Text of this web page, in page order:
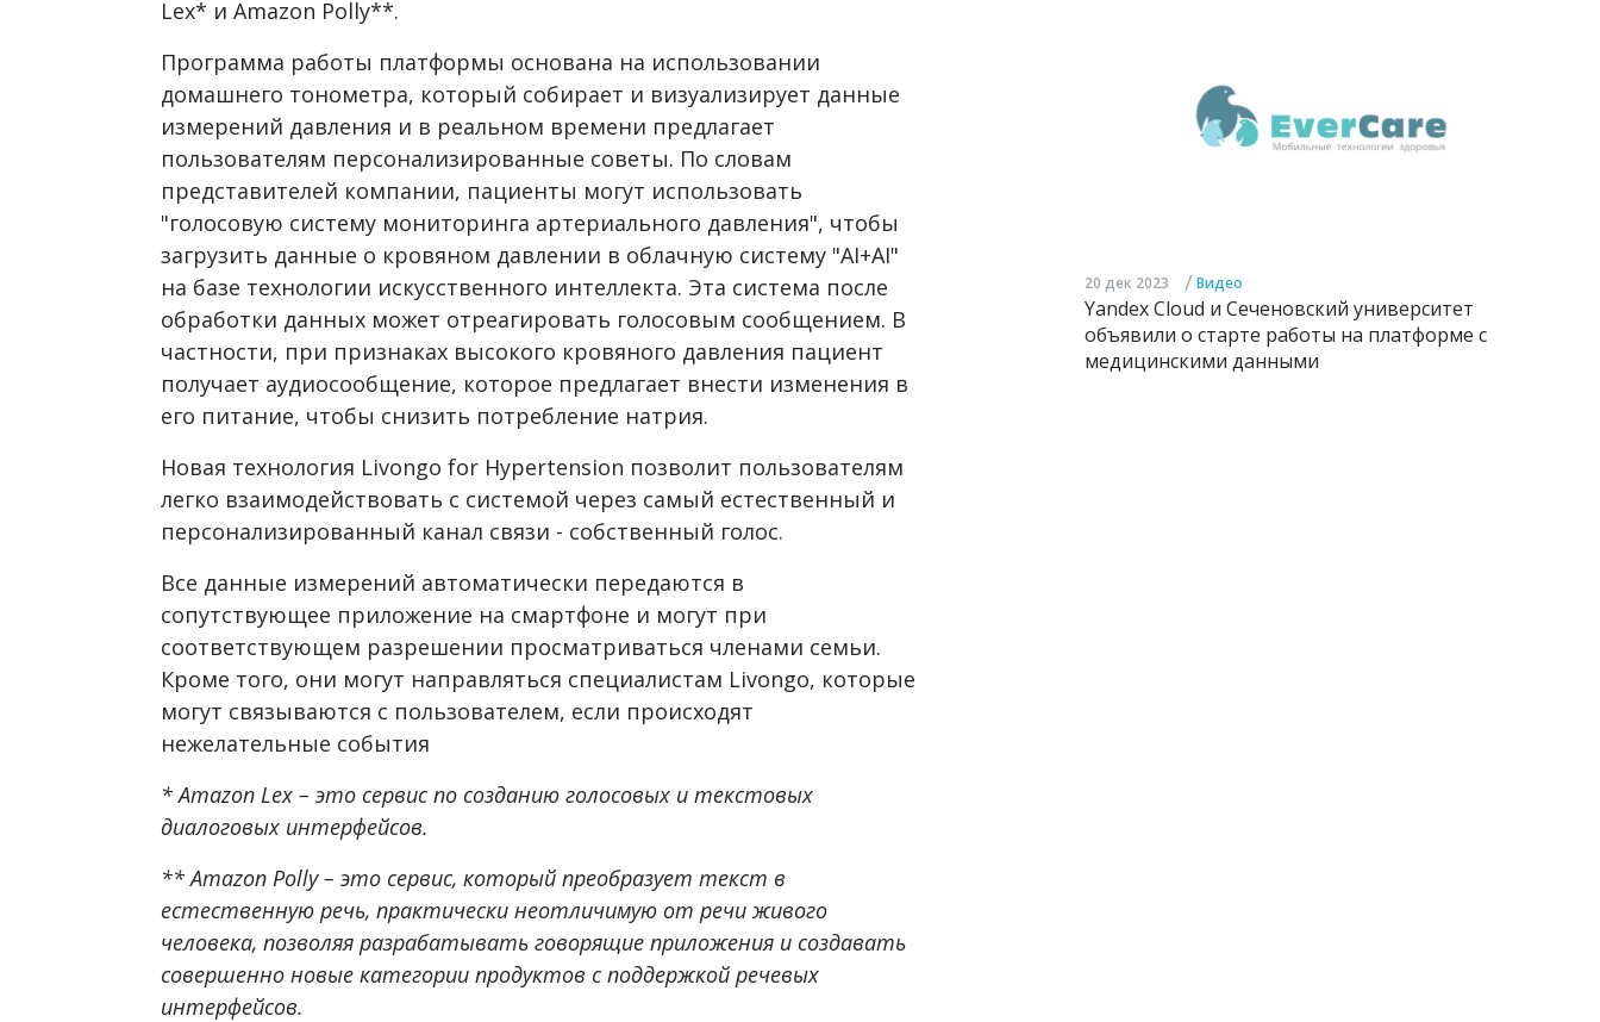
Lex* и Amazon Polly**.
Программа работы платформы основана на использовании
домашнего тонометра, который собирает и визуализирует данные
измерений давления и в реальном времени предлагает
пользователям персонализированные советы. По словам
представителей компании, пациенты могут использовать
"голосовую систему мониторинга артериального давления", чтобы
загрузить данные о кровяном давлении в облачную систему "AI+AI"
на базе технологии искусственного интеллекта. Эта система после
обработки данных может отреагировать голосовым сообщением. В
частности, при признаках высокого кровяного давления пациент
получает аудиосообщение, которое предлагает внести изменения в
его питание, чтобы снизить потребление натрия.
Новая технология Livongo for Hypertension позволит пользователям
легко взаимодействовать с системой через самый естественный и
персонализированный канал связи - собственный голос.
Все данные измерений автоматически передаются в
сопутствующее приложение на смартфоне и могут при
соответствующем разрешении просматриваться членами семьи.
Кроме того, они могут направляться специалистам Livongo, которые
могут связываются с пользователем, если происходят
нежелательные события
* Amazon Lex – это сервис по созданию голосовых и текстовых
диалоговых интерфейсов.
** Amazon Polly – это сервис, который преобразует текст в
естественную речь, практически неотличимую от речи живого
человека, позволяя разрабатывать говорящие приложения и создавать
совершенно новые категории продуктов с поддержкой речевых
интерфейсов.
20 дек 2023 / Видео
Yandex Cloud и Сеченовский университет
объявили о старте работы на платформе с
медицинскими данными